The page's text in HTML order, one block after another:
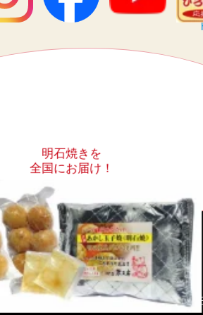
明石焼きを
全国にお届け！
こだわり明